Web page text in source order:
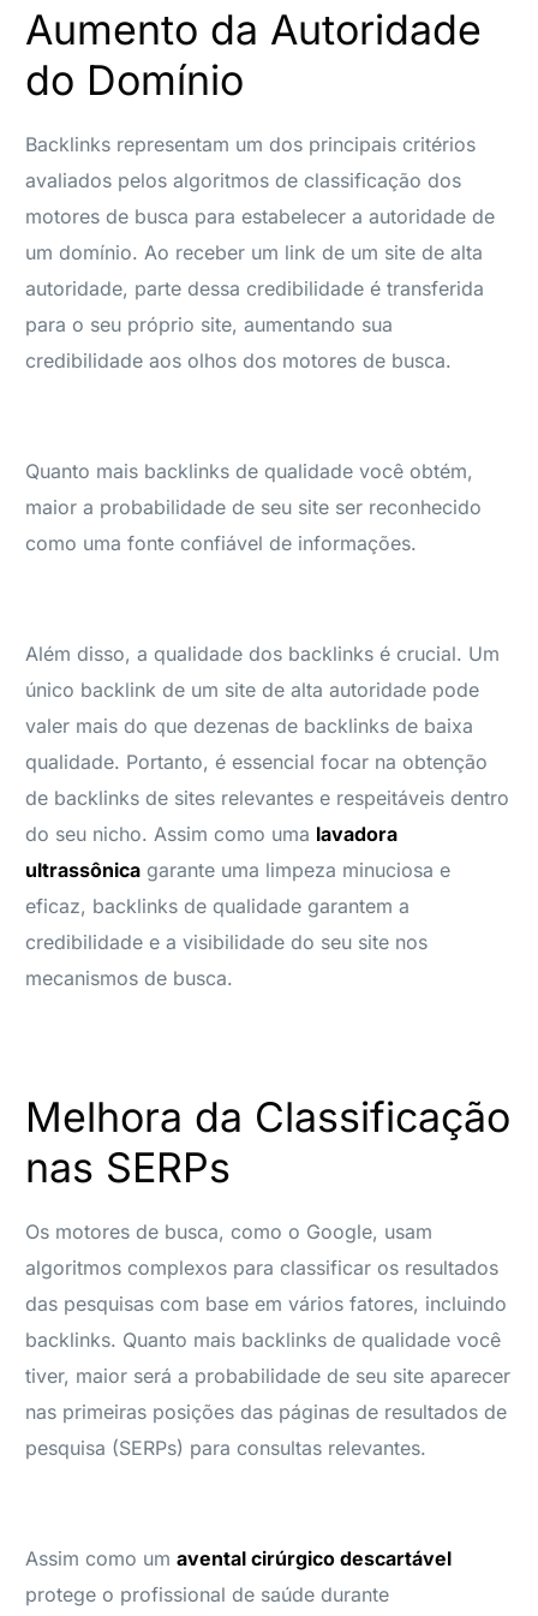
Aumento da Autoridade
do Domínio
Backlinks representam um dos principais critérios
avaliados pelos algoritmos de classificação dos
motores de busca para estabelecer a autoridade de
um domínio. Ao receber um link de um site de alta
autoridade, parte dessa credibilidade é transferida
para o seu próprio site, aumentando sua
credibilidade aos olhos dos motores de busca.
Quanto mais backlinks de qualidade você obtém,
maior a probabilidade de seu site ser reconhecido
como uma fonte confiável de informações.
Além disso, a qualidade dos backlinks é crucial. Um
único backlink de um site de alta autoridade pode
valer mais do que dezenas de backlinks de baixa
qualidade. Portanto, é essencial focar na obtenção
de backlinks de sites relevantes e respeitáveis dentro
do seu nicho. Assim como uma lavadora
ultrassônica garante uma limpeza minuciosa e
eficaz, backlinks de qualidade garantem a
credibilidade e a visibilidade do seu site nos
mecanismos de busca.
Melhora da Classificação
nas SERPs
Os motores de busca, como o Google, usam
algoritmos complexos para classificar os resultados
das pesquisas com base em vários fatores, incluindo
backlinks. Quanto mais backlinks de qualidade você
tiver, maior será a probabilidade de seu site aparecer
nas primeiras posições das páginas de resultados de
pesquisa (SERPs) para consultas relevantes.
Assim como umavental cirúrgico descartável
protege o profissional de saúde durante